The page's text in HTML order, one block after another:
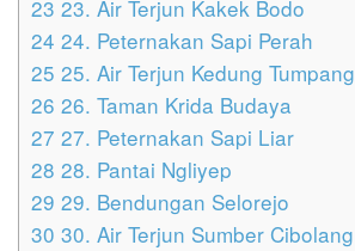
23 23. Air Terjun Kakek Bodo
24 24. Peternakan Sapi Perah
25 25. Air Terjun Kedung Tumpang
26 26. Taman Krida Budaya
27 27. Peternakan Sapi Liar
28 28. Pantai Ngliyep
29 29. Bendungan Selorejo
30 30. Air Terjun Sumber Cibolang